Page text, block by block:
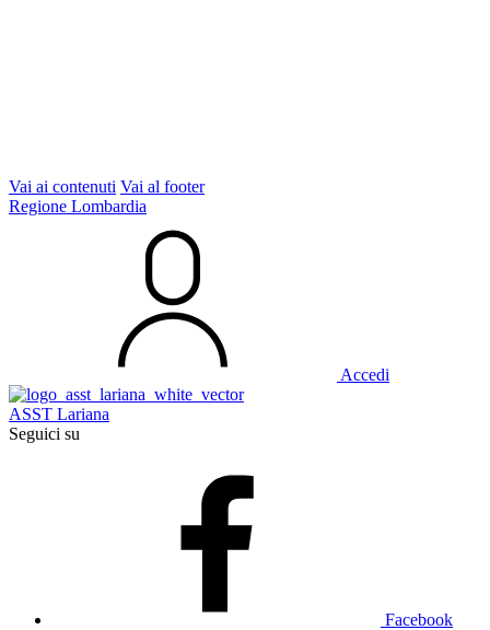
Vai ai contenuti Vai al footer
Regione Lombardia
Accedi
ASST Lariana
Seguici su
Facebook